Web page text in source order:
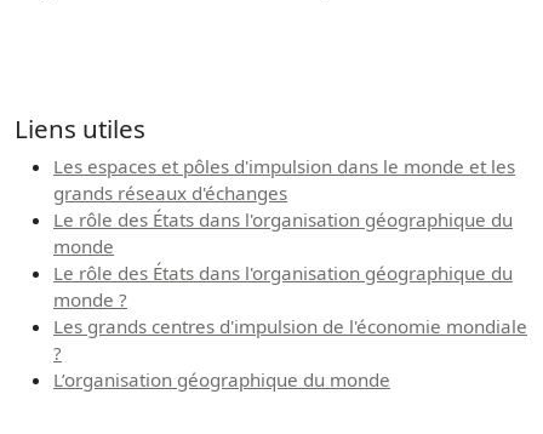
Liens utiles
Les espaces et pôles d'impulsion dans le monde et les
grands réseaux d'échanges
Le rôle des États dans l'organisation géographique du
monde
Le rôle des États dans l'organisation géographique du
monde ?
Les grands centres d'impulsion de l'économie mondiale
?
L’organisation géographique du monde